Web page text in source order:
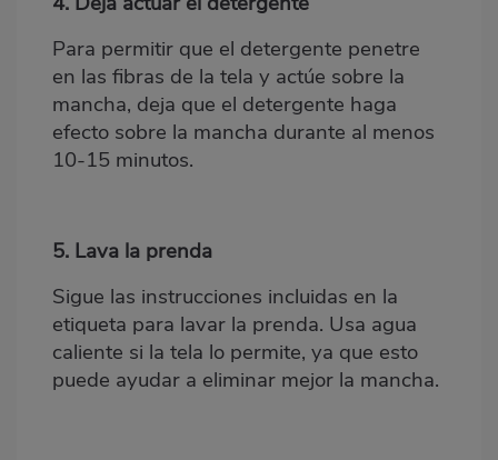
Para permitir que el detergente penetre
en las fibras de la tela y actúe sobre la
mancha, deja que el detergente haga
efecto sobre la mancha durante al menos
10-15 minutos.
5. Lava la prenda
Sigue las instrucciones incluidas en la
etiqueta para lavar la prenda. Usa agua
caliente si la tela lo permite, ya que esto
puede ayudar a eliminar mejor la mancha.